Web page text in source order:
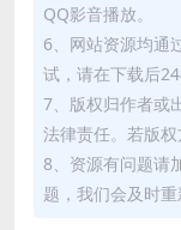
QQ影音播放。
6、网站资源均通
试，请在下载后
7、版权归作者或
法律责任。若版权
8、资源有问题请
题，我们会及时